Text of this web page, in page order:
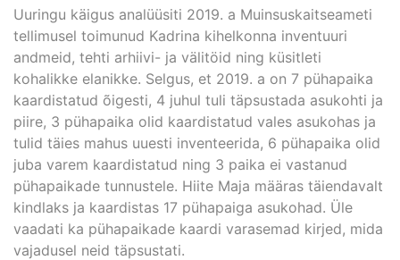
Uuringu käigus analüüsiti 2019. a Muinsuskaitseameti
tellimusel toimunud Kadrina kihelkonna inventuuri
andmeid, tehti arhiivi- ja välitöid ning küsitleti
kohalikke elanikke. Selgus, et 2019. a on 7 pühapaika
kaardistatud õigesti, 4 juhul tuli täpsustada asukohti ja
piire, 3 pühapaika olid kaardistatud vales asukohas ja
tulid täies mahus uuesti inventeerida, 6 pühapaika olid
juba varem kaardistatud ning 3 paika ei vastanud
pühapaikade tunnustele. Hiite Maja määras täiendavalt
kindlaks ja kaardistas 17 pühapaiga asukohad. Üle
vaadati ka pühapaikade kaardi varasemad kirjed, mida
vajadusel neid täpsustati.